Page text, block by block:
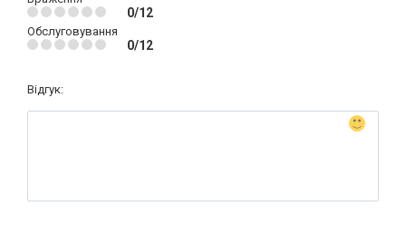
0/12
Обслуговування
0/12
Відгук: